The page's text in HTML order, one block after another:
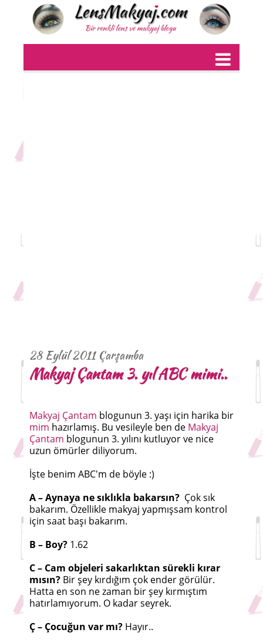
28 Eylül 2011 Çarşamba
Makyaj Çantam 3. yıl ABC mimi..
Makyaj Çantam blogunun 3. yaşı için harika bir
mim hazırlamış. Bu vesileyle ben de Makyaj
Çantam blogunun 3. yılını kutluyor ve nice
uzun ömürler diliyorum.
İşte benim ABC'm de böyle :)
A – Aynaya ne sıklıkla bakarsın? Çok sık
bakarım. Özellikle makyaj yapmışsam kontrol
için saat başı bakarım.
B – Boy? 1.62
C – Cam objeleri sakarlıktan sürekli kırar
mısın? Bir şey kırdığım çok ender görülür.
Hatta en son ne zaman bir şey kırmıştım
hatırlamıyorum. O kadar seyrek.
Ç – Çocuğun var mı? Hayır..